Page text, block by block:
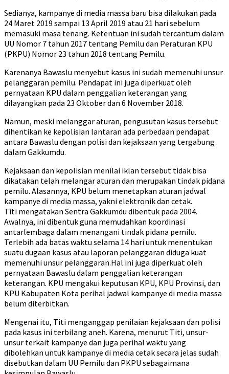
Sedianya, kampanye di media massa baru bisa dilakukan pada
24 Maret 2019 sampai 13 April 2019 atau 21 hari sebelum
memasuki masa tenang. Ketentuan ini sudah tercantum dalam
UU Nomor 7 tahun 2017 tentang Pemilu dan Peraturan KPU
(PKPU) Nomor 23 tahun 2018 tentang Pemilu.
Karenanya Bawaslu menyebut kasus ini sudah memenuhi unsur
pelanggaran pemilu. Pendapat ini juga diperkuat oleh
pernyataan KPU dalam penggalian keterangan yang
dilayangkan pada 23 Oktober dan 6 November 2018.
Namun, meski melanggar aturan, pengusutan kasus tersebut
dihentikan ke kepolisian lantaran ada perbedaan pendapat
antara Bawaslu dengan polisi dan kejaksaan yang tergabung
dalam Gakkumdu.
Kejaksaan dan kepolisian menilai iklan tersebut tidak bisa
dikatakan telah melangar aturan dan merupakan tindak pidana
pemilu. Alasannya, KPU belum menetapkan aturan jadwal
kampanye di media massa, yakni elektronik dan cetak.
Titi mengatakan Sentra Gakkumdu dibentuk pada 2004.
Awalnya, ini dibentuk guna memudahkan koordinasi
antarlembaga dalam menangani tindak pidana pemilu.
Terlebih ada batas waktu selama 14 hari untuk menentukan
suatu dugaan kasus atau laporan pelanggaran diduga kuat
memenuhi unsur pelanggaran.Hal ini juga diperkuat oleh
pernyataan Bawaslu dalam penggalian keterangan
keterangan. KPU mengakui keputusan KPU, KPU Provinsi, dan
KPU Kabupaten Kota perihal jadwal kampanye di media massa
belum diterbitkan.
Mengenai itu, Titi menganggap penilaian kejaksaan dan polisi
pada kasus ini terbilang aneh. Karena, menurut Titi, unsur-
unsur terkait kampanye dan juga perihal waktu yang
dibolehkan untuk kampanye di media cetak secara jelas sudah
disebutkan dalam UU Pemilu dan PKPU sebagaimana